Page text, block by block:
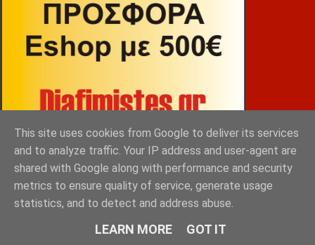
This site uses cookies from Google to deliver its services
and to analyze traffic. Your IP address and user-agent are
shared with Google along with performance and security
metrics to ensure quality of service, generate usage
statistics, and to detect and address abuse.
LEARN MORE GOT IT